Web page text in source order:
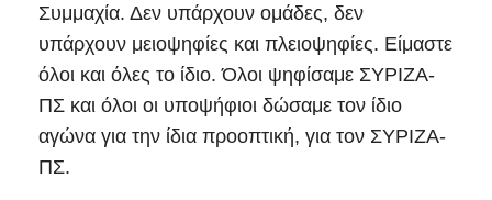
Συμμαχία. Δεν υπάρχουν ομάδες, δεν
υπάρχουν μειοψηφίες και πλειοψηφίες. Είμαστε
όλοι και όλες το ίδιο. Όλοι ψηφίσαμε ΣΥΡΙΖΑ-
ΠΣ και όλοι οι υποψήφιοι δώσαμε τον ίδιο
αγώνα για την ίδια προοπτική, για τον ΣΥΡΙΖΑ-
ΠΣ.